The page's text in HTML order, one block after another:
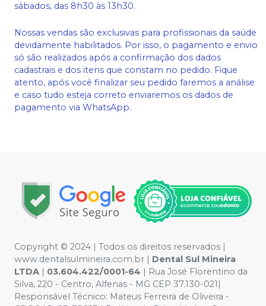
sábados, das 8h30 às 13h30.
Nossas vendas são exclusivas para profissionais da saúde
devidamente habilitados. Por isso, o pagamento e envio
só são realizados após a confirmação dos dados
cadastrais e dos itens que constam no pedido. Fique
atento, após você finalizar seu pedido faremos a análise
e caso tudo esteja correto enviaremos os dados de
pagamento via WhatsApp.
Copyright © 2024 | Todos os direitos reservados |
www.dentalsulmineira.com.br | Dental Sul Mineira
LTDA | 03.604.422/0001-64 | Rua José Florentino da
Silva, 220 - Centro, Alfenas - MG CEP 37.130-021|
Responsável Técnico: Mateus Ferreira de Oliveira -